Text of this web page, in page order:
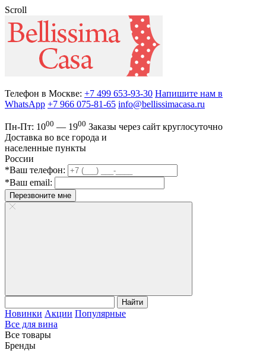
Scroll
Телефон в Москве: +7 499 653-93-30 Напишите нам в
WhatsApp +7 966 075-81-65 info@bellissimacasa.ru
Пн-Пт: 1000 — 1900 Заказы через сайт круглосуточно
Доставка во все города и
населенные пункты
России
*Ваш телефон:
*Ваш email:
Перезвоните мне
Найти
Новинки Акции Популярные
Все для вина
Все товары
Бренды